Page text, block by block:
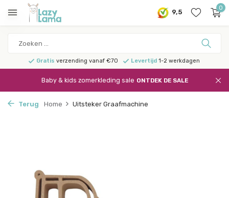
9,5
0
Gratis verzending vanaf €70 Levertijd1-2 werkdagen
Baby & kids zomerkleding sale ONTDEK DE SALE
Terug Home Uitsteker Graafmachine